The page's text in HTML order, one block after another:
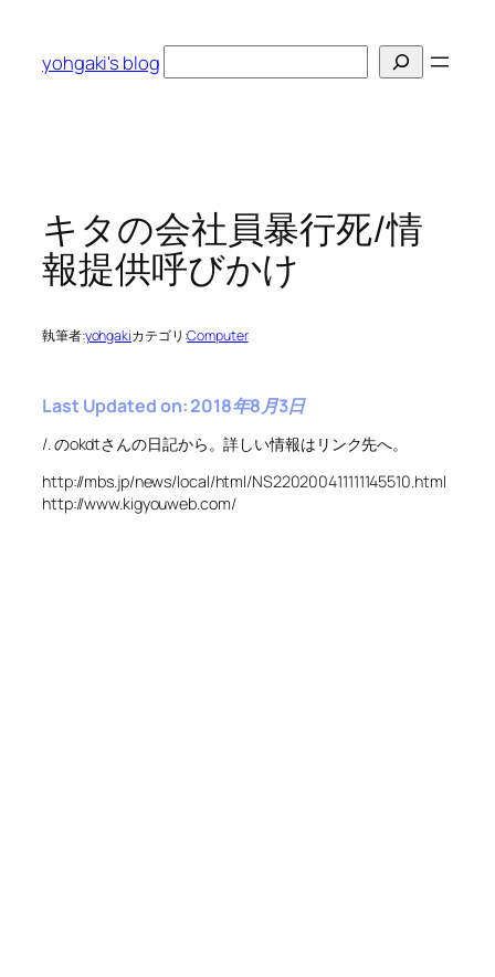
yohgaki's blog
索
キタの会社員暴行死/情
報提供呼びかけ
執筆者:yohgakiカテゴリ:Computer
Last Updated on: 2018年8月3日
/. のokdtさんの日記から。詳しい情報はリンク先へ。
http://mbs.jp/news/local/html/NS220200411111145510.html
http://www.kigyouweb.com/